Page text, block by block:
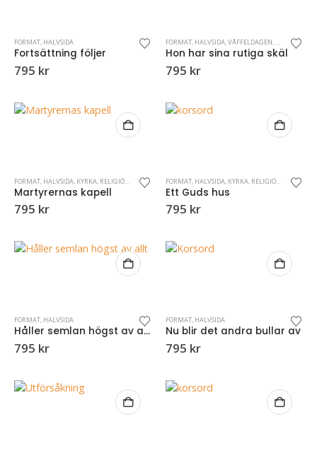
FORMAT, HALVSIDA
Fortsättning följer
795 kr
FORMAT, HALVSIDA,VÅFFELDAGEN, VÅR
Hon har sina rutiga skäl
795 kr
FORMAT HALVSIDA KYRKA RELIGIÖSA KORSORD VUXENKRYSS
Martyrernas kapell
795 kr
FORMAT HALVSIDA KYRKA RELIGIÖSA KORSORD
Ett Guds hus
795 kr
FORMAT, HALVSIDA
Håller semlan högst av allt
795 kr
FORMAT, HALVSIDA
Nu blir det andra bullar av
795 kr